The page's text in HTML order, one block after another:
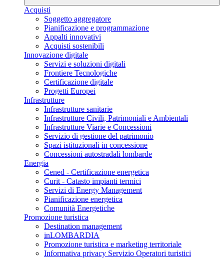
Acquisti
Soggetto aggregatore
Pianificazione e programmazione
Appalti innovativi
Acquisti sostenibili
Innovazione digitale
Servizi e soluzioni digitali
Frontiere Tecnologiche
Certificazione digitale
Progetti Europei
Infrastrutture
Infrastrutture sanitarie
Infrastrutture Civili, Patrimoniali e Ambientali
Infrastrutture Viarie e Concessioni
Servizio di gestione del patrimonio
Spazi istituzionali in concessione
Concessioni autostradali lombarde
Energia
Cened - Certificazione energetica
Curit - Catasto impianti termici
Servizi di Energy Management
Pianificazione energetica
Comunità Energetiche
Promozione turistica
Destination management
inLOMBARDIA
Promozione turistica e marketing territoriale
Informativa privacy Servizio Operatori turistici